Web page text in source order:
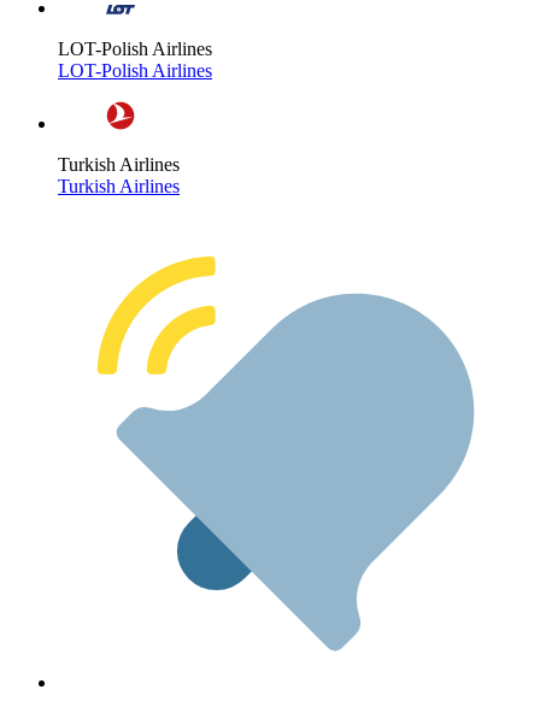
LOT-Polish Airlines
LOT-Polish Airlines
Turkish Airlines
Turkish Airlines